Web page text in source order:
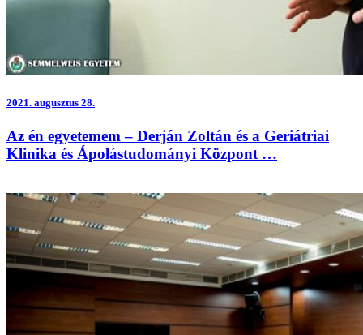
2021. augusztus 28.
Az én egyetemem – Derján Zoltán és a Geriátriai
Klinika és Ápolástudományi Központ …